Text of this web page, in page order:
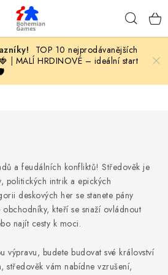
HER
TOP 10 nejprodávanějších
MALÍ HRDINOVÉ – ideální start
a feudálních konfliktů! Středověk je
politických intrik a epických
deskových her se stanete pány
kteří se snaží ovládnout
najít cesty k moci.
výpravu, budete budovat své království
středověk vám nabídne vzrušení,